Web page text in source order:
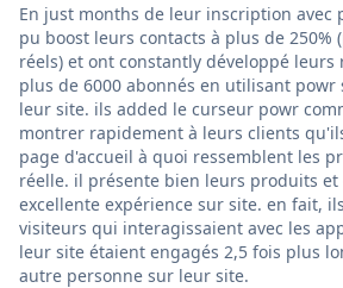
En just months de leur inscription avec
pu boost leurs contacts à plus de 250%
réels) et ont constantly développé leurs
plus de 6000 abonnés en utilisant
leur site. ils added le curseur powr
montrer rapidement à leurs clients
page d'accueil à quoi ressemblent les
réelle. il présente bien leurs produits
excellente expérience sur site. en fait,
visiteurs qui interagissaient avec les
leur site étaient engagés 2,5 fois plus
autre personne sur leur site.